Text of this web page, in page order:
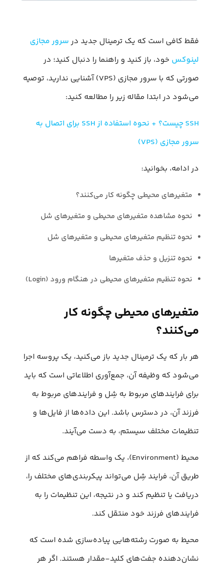
فقط کافی است که یک ترمینال جدید در سرور مجازی
لینوکس خود، باز کنید و راهنما را دنبال کنید؛ در
صورتی که با سرور مجازی (VPS) آشنایی ندارید، توصیه
می‌شود در ابتدا مقاله زیر را مطالعه کنید:
SSH چیست؟ + نحوه استفاده از SSH برای اتصال به
سرور مجازی (VPS)
در ادامه، بخوانید:
متغیرهای محیطی چگونه کار می‌کنند؟
نحوه مشاهده متغیرهای محیطی و متغیرهای شل
نحوه تنظیم متغیرهای محیطی و متغیرهای شل
نحوه تنزیل و حذف متغیرها
نحوه تنظیم متغیرهای محیطی در هنگام ورود (Login)
متغیرهای محیطی چگونه کار
می‌کنند؟
هر بار که یک ترمینال جدید باز می‌کنید، یک پروسه اجرا
می‌شود که وظیفه آن، جمع‌آوری اطلاعاتی است که باید
برای فرایندهای مربوط به شِل و فرایندهای مربوط به
فرزند آن، در دسترس باشد. این داده‌ها از فایل‌ها و
تنظیمات مختلف سیستم، به دست می‌آیند.
محیط (Environment)، یک واسطه فراهم می‌کند که از
طریق آن، فرایند شِل می‌تواند پیکربندی‌های مختلف را،
دریافت یا تنظیم کند و در نتیجه، این تنظیمات را به
فرایندهای فرزند خود منتقل کند.
محیط به صورت رشته‌هایی پیاده‌سازی شده است که
نشان‌دهنده جفت‌های کلید-مقدار هستند. اگر هر